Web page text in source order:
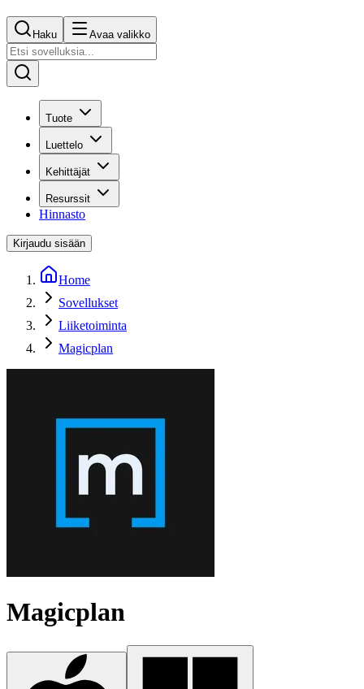
Haku Avaa valikko
Tuote
Luettelo
Kehittäjät
Resurssit
Hinnasto
Kirjaudu sisään
Home
Sovellukset
Liiketoiminta
Magicplan
Magicplan